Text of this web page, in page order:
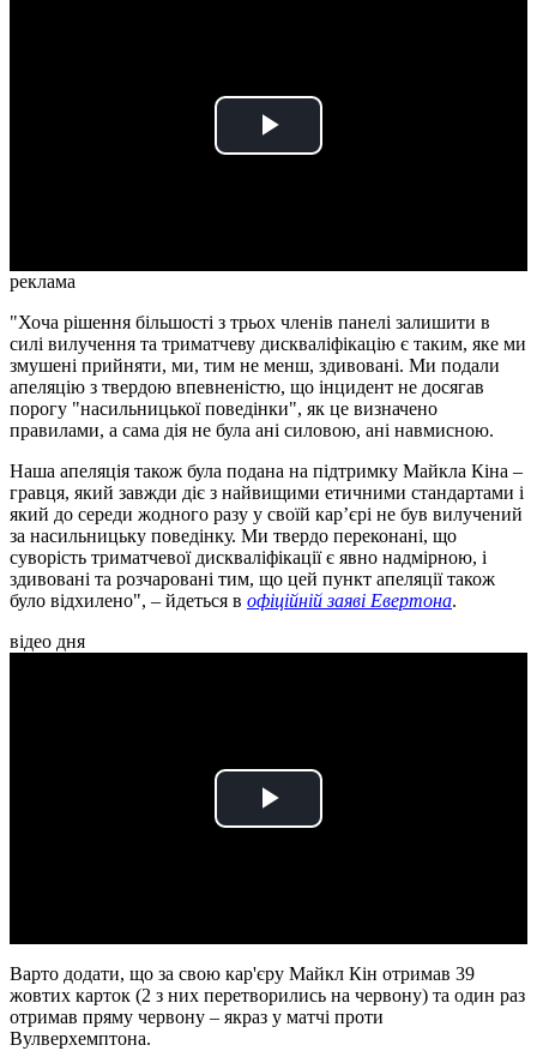
Play
реклама
"Хоча рішення більшості з трьох членів панелі залишити в
силі вилучення та триматчеву дискваліфікацію є таким, яке ми
змушені прийняти, ми, тим не менш, здивовані. Ми подали
апеляцію з твердою впевненістю, що інцидент не досягав
порогу "насильницької поведінки", як це визначено
правилами, а сама дія не була ані силовою, ані навмисною.
Наша апеляція також була подана на підтримку Майкла Кіна –
гравця, який завжди діє з найвищими етичними стандартами і
який до середи жодного разу у своїй кар’єрі не був вилучений
за насильницьку поведінку. Ми твердо переконані, що
суворість триматчевої дискваліфікації є явно надмірною, і
здивовані та розчаровані тим, що цей пункт апеляції також
було відхилено", – йдеться в офіційній заяві Евертона.
відео дня
Play
Варто додати, що за свою кар'єру Майкл Кін отримав 39
жовтих карток (2 з них перетворились на червону) та один раз
отримав пряму червону – якраз у матчі проти
Вулверхемптона.